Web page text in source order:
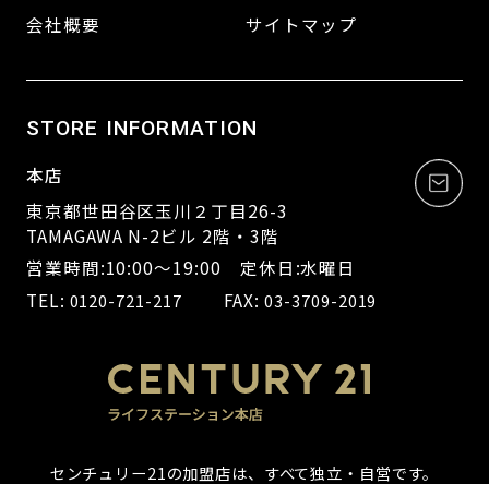
会社概要
サイトマップ
STORE INFORMATION
本店
東京都世田谷区玉川２丁目26-3
TAMAGAWA N-2ビル 2階・3階
営業時間:10:00～19:00 定休日:水曜日
TEL: 0120-721-217 FAX:03-3709-2019
センチュリー21の加盟店は、すべて独立・自営です。